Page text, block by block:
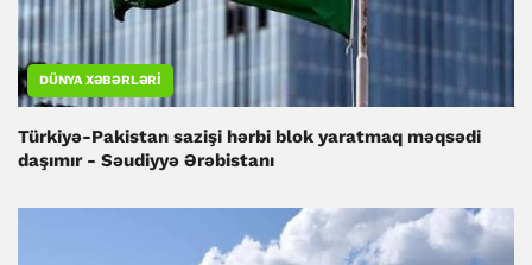
DÜNYA XƏBƏRLƏRI
Türkiyə-Pakistan sazişi hərbi blok yaratmaq məqsədi
daşımır - Səudiyyə Ərəbistanı